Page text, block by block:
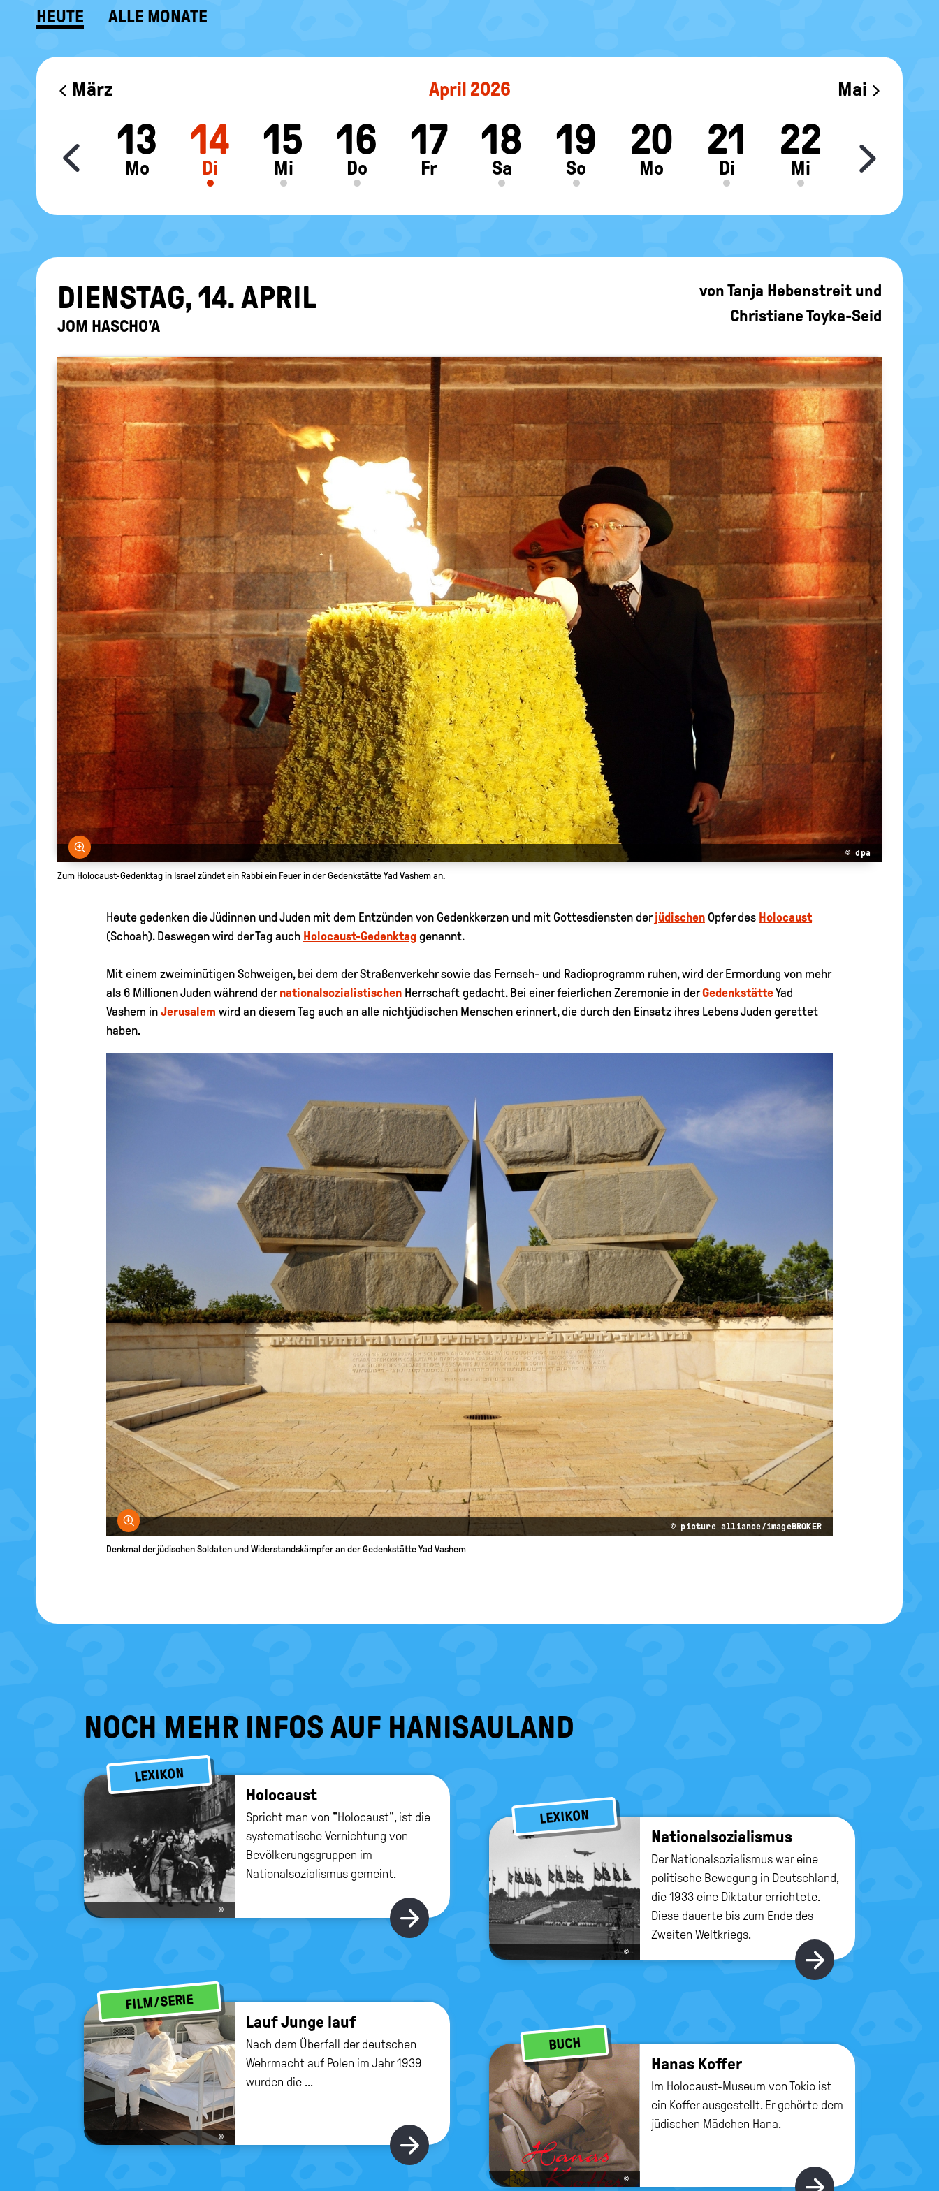
HEUTE ALLE MONATE
KALENDER April 2026
März Mai
12
So
13
Mo
14
Di
15
Mi
16
Do
17
Fr
18
Sa
19
So
20
Mo
21
Di
22
Mi
23
Do
Move slider content left Move
DIENS­TAG, 14. APRIL
JOM HA­SCHO'A
vonTanja Hebenstreit und
Christiane Toyka-Seid
Bild vergrößern
© dpa
Zum Holocaust-Gedenktag in Israel zündet ein Rabbi ein Feuer in der Gedenkstätte Yad Vashem an.
Heute gedenken die Jüdinnen und Juden mit dem Entzünden von Gedenkkerzen und mit Gottesdiensten derjüdischen Opfer des Holocaust
(Schoah). Deswegen wird der Tag auch Holocaust-Gedenktag genannt.
Mit einem zweiminütigen Schweigen, bei dem der Straßenverkehr sowie das Fernseh- und Radioprogramm ruhen, wird der Ermordung von mehr
als 6 Millionen Juden während dernationalsozialistischen Herrschaft gedacht. Bei einer feierlichen Zeremonie in derGedenkstätteYad
Vashem in Jerusalem wird an diesem Tag auch an alle nichtjüdischen Menschen erinnert, die durch den Einsatz ihres Lebens Juden gerettet
haben.
Bild vergrößern
© picture alliance/imageBROKER
Denkmal der jüdischen Soldaten und Widerstandskämpfer an der Gedenkstätte Yad Vashem
NOCH MEHR INFOS AUF HANISAULAND
LEXIKON
©
Ho­lo­caust
Spricht man von "Holocaust", ist die
systematische Vernichtung von
Bevölkerungsgruppen im
Nationalsozialismus gemeint.
Hier gibt's mehr
LEXIKON
©
Na­tio­nal­so­zia­lis­mus
Der Nationalsozialismus war eine
politische Bewegung in Deutschland,
die 1933 eine Diktatur errichtete.
Diese dauerte bis zum Ende des
Zweiten Weltkriegs.
Hier gibt's
FILM/SERIE
©
Lauf Junge lauf
Nach dem Überfall der deutschen
Wehrmacht auf Polen im Jahr 1939
wurden die ...
Hier gibt's mehr
BUCH
©
Hanas Kof­fer
Im Holocaust-Museum von Tokio ist
ein Koffer ausgestellt. Er gehörte dem
jüdischen Mädchen Hana.
Hier gibt's